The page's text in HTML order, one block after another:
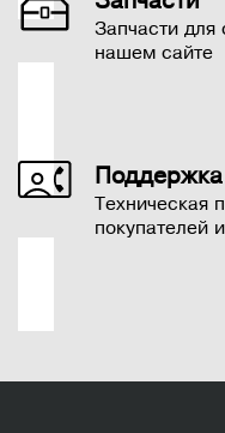
Запчасти для
нашем сайте
Поддержка
Техническая
покупателей